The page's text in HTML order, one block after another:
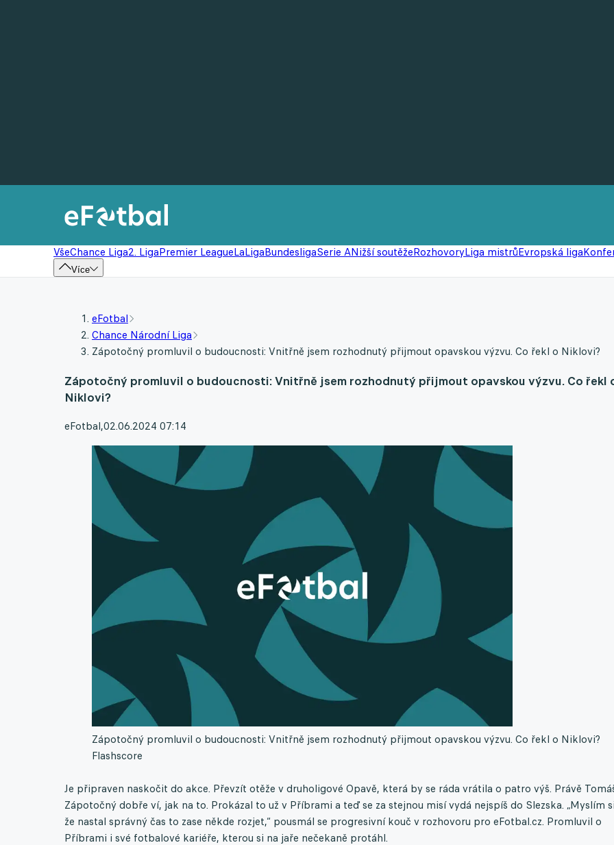
VšeChance Liga2. LigaPremier LeagueLaLigaBundesligaSerie ANižší soutěžeRozhovoryLiga mistrůEvropská liga
Více
eFotbal
Chance Národní Liga
Zápotočný promluvil o budoucnosti: Vnitřně jsem rozhodnutý přijmout opavskou výzvu. Co řekl o Niklovi?
Zápotočný promluvil o budoucnosti: Vnitřně jsem rozhodnutý přijmout opavskou výzvu. Co řekl
Niklovi?
eFotbal,02.06.2024 07:14
Zápotočný promluvil o budoucnosti: Vnitřně jsem rozhodnutý přijmout opavskou výzvu. Co řekl o Niklovi?
Flashscore
Je připraven naskočit do akce. Převzít otěže v druholigové Opavě, která by se ráda vrátila o patro výš. Právě
Zápotočný dobře ví, jak na to. Prokázal to už v Příbrami a teď se za stejnou misí vydá nejspíš do Slezska. „Myslím
že nastal správný čas to zase někde rozjet,“ pousmál se progresivní kouč v rozhovoru pro eFotbal.cz. Promluvil o
Příbrami i své fotbalové kariéře, kterou si na jaře nečekaně protáhl.